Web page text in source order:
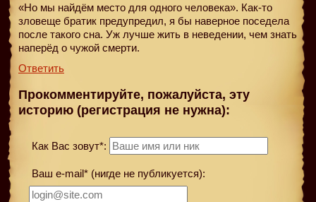
«Но мы найдём место для одного человека». Как-то
зловеще братик предупредил, я бы наверное поседела
после такого сна. Уж лучше жить в неведении, чем знать
наперёд о чужой смерти.
Ответить
Прокомментируйте, пожалуйста, эту
историю (регистрация не нужна):
Как Вас зовут*:
Ваш e-mail* (нигде не публикуется):